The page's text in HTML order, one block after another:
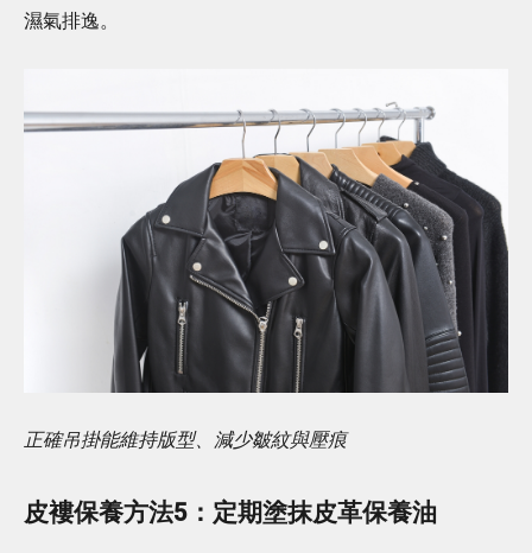
濕氣排逸。
正確吊掛能維持版型、減少皺紋與壓痕
皮褸保養方法5：定期塗抹皮革保養油